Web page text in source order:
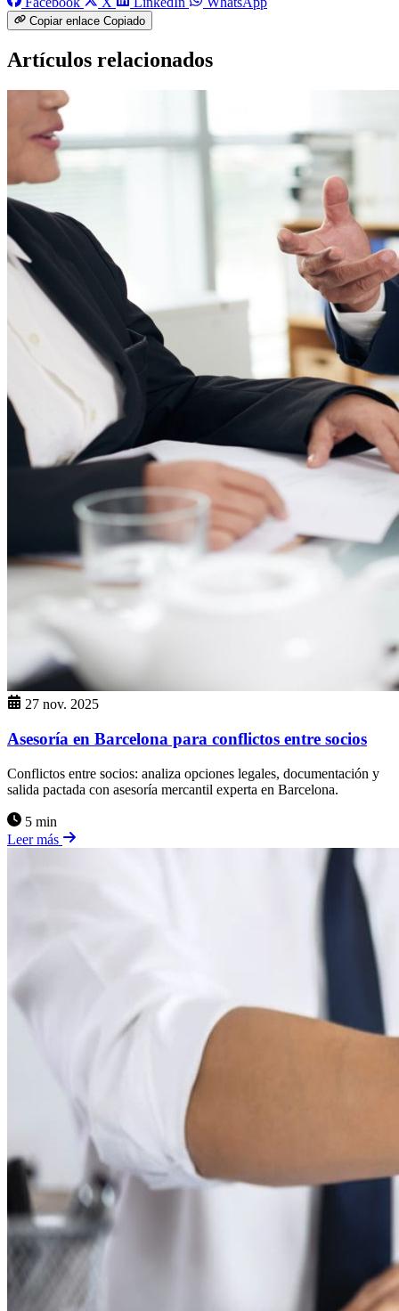
Copiar enlace Copiado
Artículos relacionados
27 nov. 2025
Asesoría en Barcelona para conflictos entre socios
Conflictos entre socios: analiza opciones legales, documentación y
salida pactada con asesoría mercantil experta en Barcelona.
5 min
Leer más